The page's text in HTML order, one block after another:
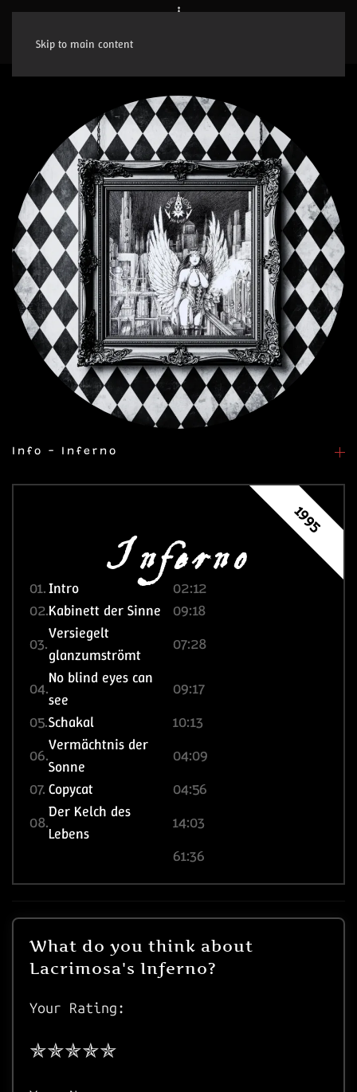
Skip to main content
Info - Inferno
Inferno
01.Intro
02:12
02.Kabinett der Sinne
09:18
03.
Versiegelt
glanzumströmt
07:28
04.
No blind eyes can
see
09:17
05.Schakal
10:13
06.
Vermächtnis der
Sonne
04:09
07. Copycat
04:56
08.
Der Kelch des
Lebens
14:03
61:36
1995
What do you think about
Lacrimosa's Inferno?
Your Rating: